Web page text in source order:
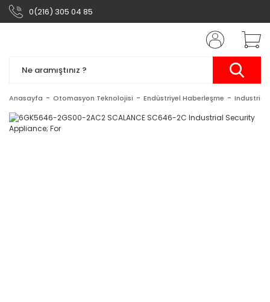
0(216) 305 04 85
Anasayfa Otomasyon Teknolojisi Endüstriyel Haberleşme Industrial